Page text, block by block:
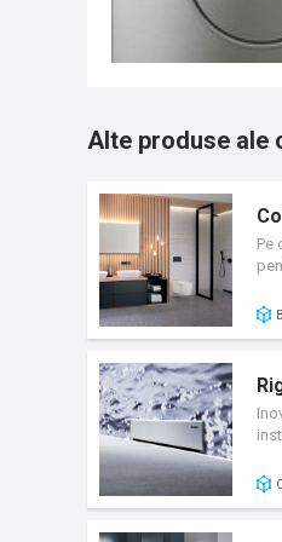
Alte produse ale
Pe